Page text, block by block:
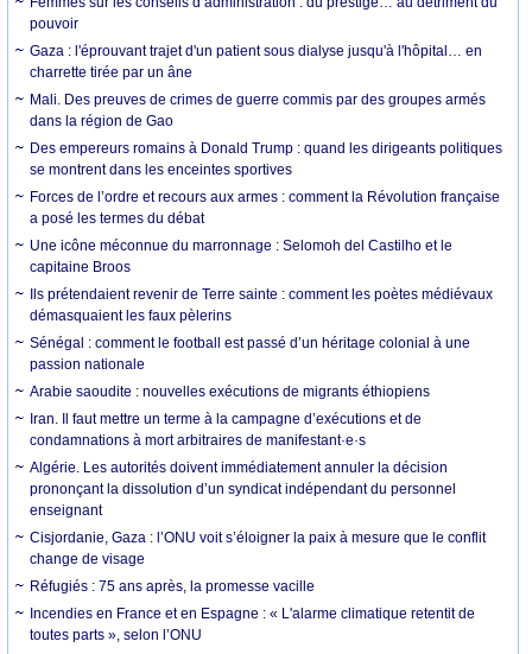
pouvoir
Gaza : l'éprouvant trajet d'un patient sous dialyse jusqu'à l'hôpital… en
charrette tirée par un âne
Mali. Des preuves de crimes de guerre commis par des groupes armés
dans la région de Gao
Des empereurs romains à Donald Trump : quand les dirigeants politiques
se montrent dans les enceintes sportives
Forces de l’ordre et recours aux armes : comment la Révolution française
a posé les termes du débat
Une icône méconnue du marronnage : Selomoh del Castilho et le
capitaine Broos
Ils prétendaient revenir de Terre sainte : comment les poètes médiévaux
démasquaient les faux pèlerins
Sénégal : comment le football est passé d’un héritage colonial à une
passion nationale
Arabie saoudite : nouvelles exécutions de migrants éthiopiens
Iran. Il faut mettre un terme à la campagne d’exécutions et de
condamnations à mort arbitraires de manifestant·e·s
Algérie. Les autorités doivent immédiatement annuler la décision
prononçant la dissolution d’un syndicat indépendant du personnel
enseignant
Cisjordanie, Gaza : l’ONU voit s’éloigner la paix à mesure que le conflit
change de visage
Réfugiés : 75 ans après, la promesse vacille
Incendies en France et en Espagne : « L'alarme climatique retentit de
toutes parts », selon l’ONU